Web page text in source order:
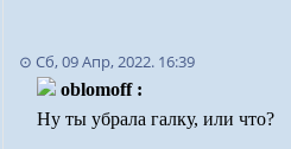
⊙ Сб, 09 Апр, 2022. 16:39
oblomoff :
Ну ты убрала галку, или что?